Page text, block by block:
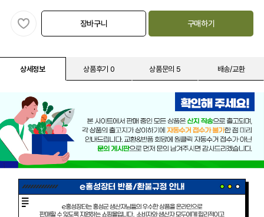
장바구니 구매하기
상세정보 상품후기 0 상품문의 5 배송/교환